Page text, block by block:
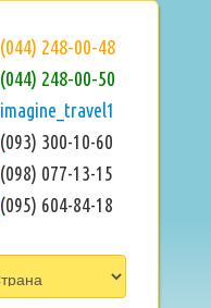
(044) 248-00-48
(044) 248-00-50
imagine_travel1
(093) 300-10-60
(098) 077-13-15
(095) 604-84-18